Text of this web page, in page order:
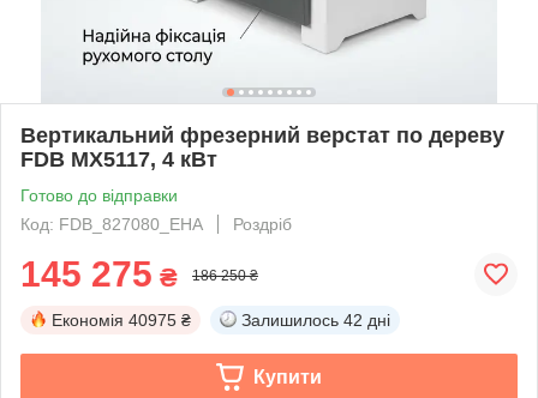
Вертикальний фрезерний верстат по дереву
FDB MX5117, 4 кВт
Готово до відправки
Код: FDB_827080_EHA
Роздріб
145 275 ₴ 186 250 ₴
Економія 40975 ₴ Залишилось 42 дні
Купити